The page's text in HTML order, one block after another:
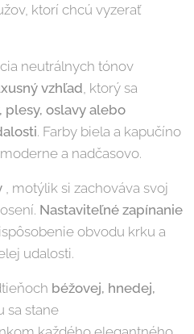
ktorí chcú vyzerať
neutrálnych tónov
vzhľad , ktorý sa
plesy, oslavy alebo
. Farby biela a kapučíno
a nadčasovo.
, motýlik si zachováva svoj
Nastaviteľné zapínanie
obvodu krku a
udalosti.
béžovej, hnedej,
sa stane